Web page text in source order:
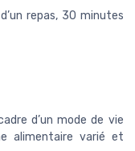
repas, 30 minutes
d’un mode de vie
alimentaire varié et